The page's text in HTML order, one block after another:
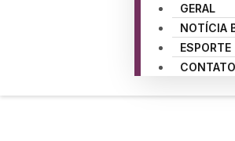
GERAL
NOTÍCIA
ESPORTE
CONTATO